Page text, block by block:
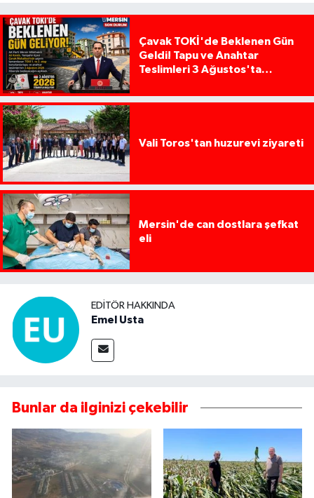
Çavak TOKİ'de Beklenen Gün
Geldi! Tapu ve Anahtar
Teslimleri 3 Ağustos'ta
Vali Toros'tan huzurevi ziyareti
Mersin'de can dostlara şefkat
eli
EDITÖR HAKKINDA
Emel Usta
Bunlar da ilginizi çekebilir